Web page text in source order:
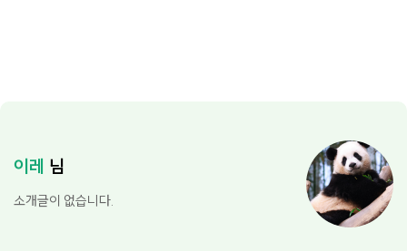
이레 님
소개글이 없습니다.